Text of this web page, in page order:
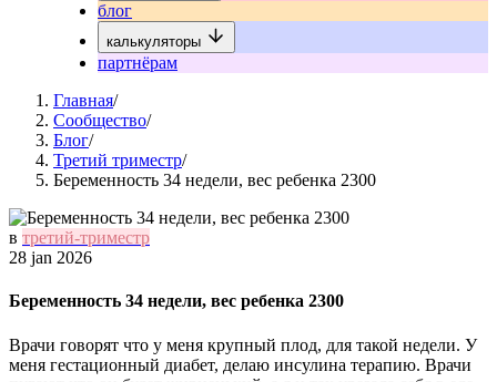
блог
калькуляторы
партнёрам
Главная/
Сообщество/
Блог/
Третий триместр/
Беременность 34 недели, вес ребенка 2300
в третий-триместр
28 jan 2026
Беременность 34 недели, вес ребенка 2300
Врачи говорят что у меня крупный плод, для такой недели. У
меня гестационный диабет, делаю инсулина терапию. Врачи